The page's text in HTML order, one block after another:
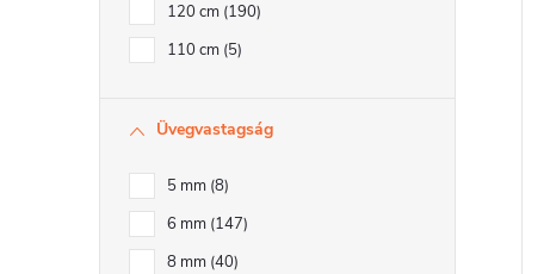
120 cm 190
110 cm 5
Üvegvastagság
5 mm 8
6 mm 147
8 mm 40